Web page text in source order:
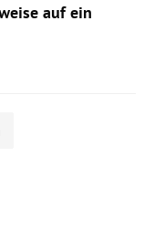
auf ein